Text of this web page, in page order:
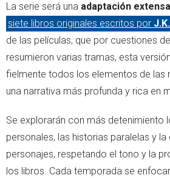
La serie será una adaptación extensa
siete libros originales escritos por
de las películas, que por cuestiones
resumieron varias tramas, esta
fielmente todos los elementos de las
una narrativa más profunda y rica en
Se explorarán con más detenimiento
personales, las historias paralelas y
personajes, respetando el tono y la
los libros. Cada temporada se